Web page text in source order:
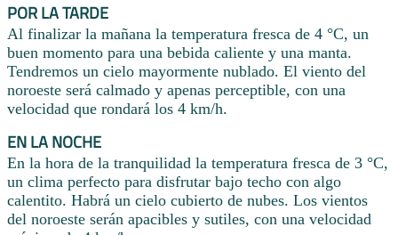
POR LA TARDE
Al finalizar la mañana la temperatura fresca de 4 °C, un
buen momento para una bebida caliente y una manta.
Tendremos un cielo mayormente nublado. El viento del
noroeste será calmado y apenas perceptible, con una
velocidad que rondará los 4 km/h.
EN LA NOCHE
En la hora de la tranquilidad la temperatura fresca de 3 °C,
un clima perfecto para disfrutar bajo techo con algo
calentito. Habrá un cielo cubierto de nubes. Los vientos
del noroeste serán apacibles y sutiles, con una velocidad